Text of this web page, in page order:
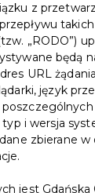
in
z
„RODO”)
będą
URL
język
i wersja
zbierane
jest